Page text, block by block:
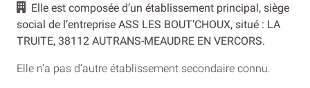
Elle est composée d’un établissement principal, siège
social de l’entreprise ASS LES BOUT'CHOUX, situé : LA
TRUITE, 38112 AUTRANS-MEAUDRE EN VERCORS.
Elle n’a pas d’autre établissement secondaire connu.